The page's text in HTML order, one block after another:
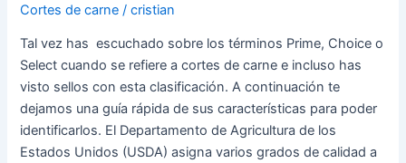
Cortes de carne /cristian
Tal vez has escuchado sobre los términos Prime, Choice o
Select cuando se refiere a cortes de carne e incluso has
visto sellos con esta clasificación. A continuación te
dejamos una guía rápida de sus características para poder
identificarlos. El Departamento de Agricultura de los
Estados Unidos (USDA) asigna varios grados de calidad a